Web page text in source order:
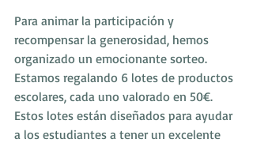
Para animar la participación y
recompensar la generosidad, hemos
organizado un emocionante sorteo.
Estamos regalando 6 lotes de productos
escolares, cada uno valorado en 50€.
Estos lotes están diseñados para ayudar
a los estudiantes a tener un excelente